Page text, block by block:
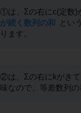
①は、Σの右にc(定数)
が続く数列の和
とい
ります。
②は、Σの右にkがきて
味なので、等差数列の